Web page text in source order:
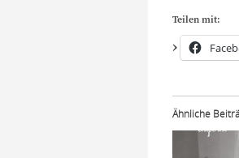
Teilen mit:
Ähnliche